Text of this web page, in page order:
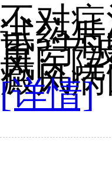
不对
试药
重?宁
风医
癜风
[详情]